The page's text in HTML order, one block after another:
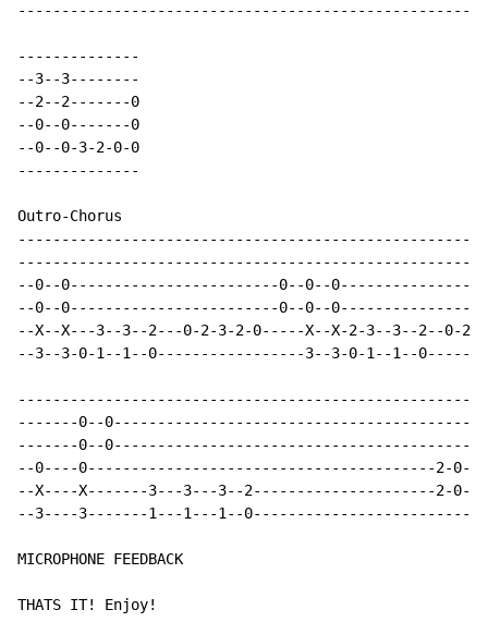
--------------
--3--3--------
--2--2-------0
--0--0-------0
--0--0-3-2-0-0
--------------
Outro-Chorus
--0--0------------------------0--0--
--0--0------------------------0--0--
--X--X---3--3--2---0-2-3-2-0-----X--X-2-3--3--2--0-
--3--3-0-1--1--0-----------------3--3-0-1--1--
----------------------------------------------------
-------0--0-----------------------------------------
-------0--0-----------------------------------------
--0----0----------------------------------------2-0-
--X----X-------3---3---3--2---------------------2-0-
--3----3-------1---1---1--0-------------------------
MICROPHONE FEEDBACK
THATS IT! Enjoy!